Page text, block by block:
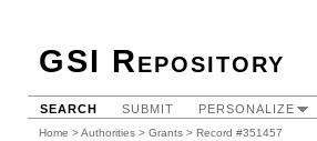
GSI Repository
SEARCH SUBMIT PERSONALIZE
Home >Authorities > Grants > Record #351457